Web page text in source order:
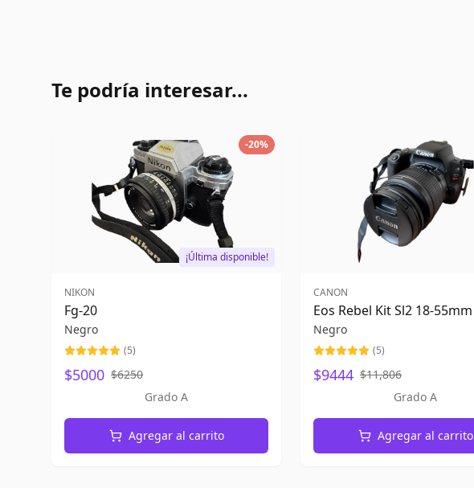
Te podría interesar...
-20%
¡Última disponible!
NIKON
Fg-20
Negro
(5)
$5000 $6250
Grado A
Agregar al carrito
CANON
Eos Rebel Kit Sl2 18-55mm
Negro
(5)
$9444 $11,806
Grado A
Agregar al carrito